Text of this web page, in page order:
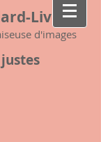
Livet
d'images